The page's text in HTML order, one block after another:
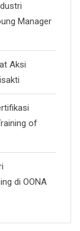
Manager
Aksi
of
di OONA